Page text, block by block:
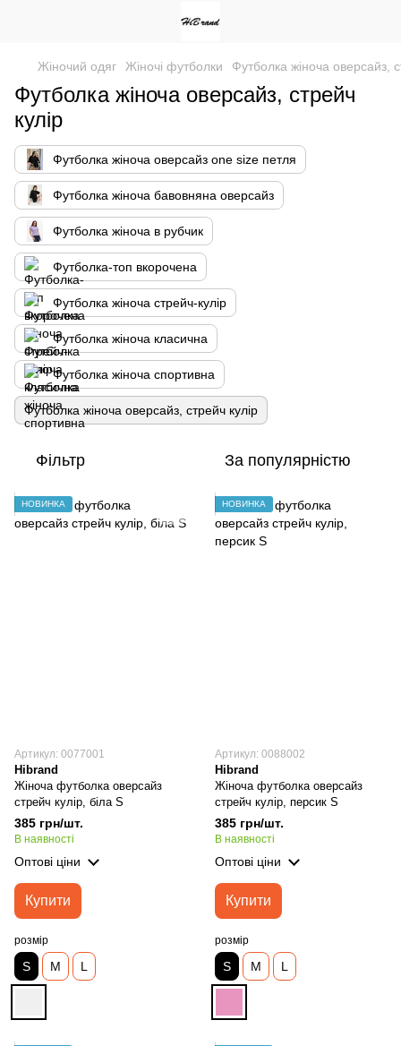
Жіночий одяг Жіночі футболки Футболка жіноча оверсайз,
Футболка жіноча оверсайз, стрейч
кулір
Футболка жіноча оверсайз one size петля
Футболка жіноча бавовняна оверсайз
Футболка жіноча в рубчик
Футболка-топ вкорочена
Футболка жіноча стрейч-кулір
Футболка жіноча класична
Футболка жіноча спортивна
Футболка жіноча оверсайз, стрейч кулір
Фільтр За популярністю
НОВИНКА
Артикул: 0077001
Hibrand
Жіноча футболка оверсайз
стрейч кулір, біла S
385 грн/шт.
В наявності
Оптові ціни
Купити
розмір
S M L
НОВИНКА
Артикул: 0088002
Hibrand
Жіноча футболка оверсайз
стрейч кулір, персик S
385 грн/шт.
В наявності
Оптові ціни
Купити
розмір
S M L